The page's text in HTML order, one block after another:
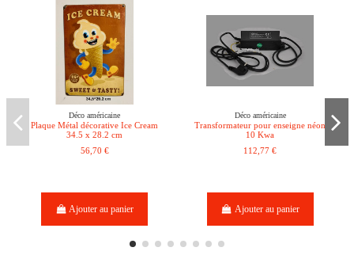
Déco américaine
Plaque Métal décorative Ice Cream
34.5 x 28.2 cm
56,70 €
Ajouter au panier
Déco américaine
Transformateur pour enseigne néon
10 Kwa
112,77 €
Ajouter au panier